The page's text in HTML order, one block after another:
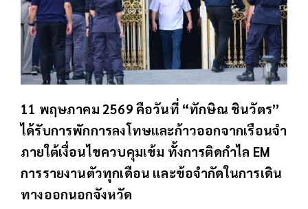
11 พฤษภาคม 2569 คือวันที่ “ทักษิณ ชินวัตร”
ได้รับการพักการลงโทษและก้าวออกจากเรือนจำ
ภายใต้เงื่อนไขควบคุมเข้ม ทั้งการติดกำไล EM
การรายงานตัวทุกเดือน และข้อจำกัดในการเดิน
ทางออกนอกจังหวัด